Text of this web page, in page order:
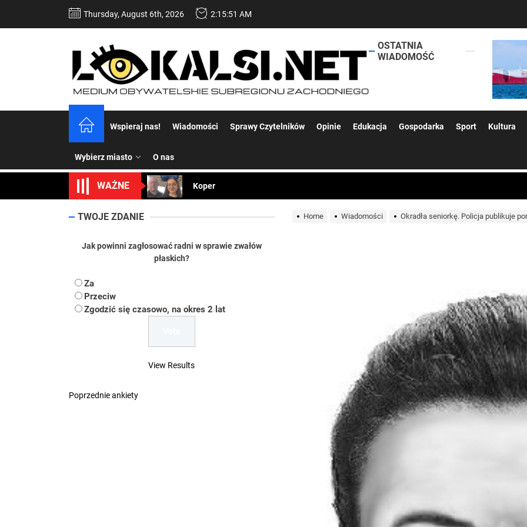
Thursday, August 6th, 2026 2:15:52 AM
lokalsi.net
OSTATNIA
WIADOMOŚĆ
Wspieraj nas! Wiadomości Sprawy Czytelników Opinie Edukacja Gospodarka Sport Kultura
Wybierz miasto O nas
WAŻNE
Koper – część 2.
Uwaga Dębieńsko – woda nieprzydatna do spożycia!!!
Ilu mieszkańców ma Rybnik?
Dość komentowania kolejnych afer w ochronie zdrowia — czas zacząć mówić o
Ilu mieszkańców ma Rybnik?
Dość komentowania kolejnych afer w ochronie zdrowia — czas zacząć mówić o
Home Wiadomości Okradła seniorkę. Policja publikuje
TWOJE ZDANIE
Jak powinni zagłosować radni w sprawie zwałów
płaskich?
Za
Przeciw
Zgodzić się czasowo, na okres 2 lat
View Results
Poprzednie ankiety